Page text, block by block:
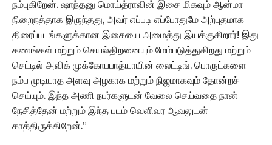
நம்புகிறேன். ஷாந்தனு மொய்த்ராவின் இசை மிகவும் ஆன்மா
நிறைநத்தாக இருந்தது, அவர் எப்படி எப்போதுமே அற்புதமாக
திரைப்படங்களுக்கான இசையை அமைத்து இயக்குகிறார்! இது
கணங்கள் மற்றும் செயல்திறனையும் மேம்படுத்துகிறது மற்றும்
செட்டில் அவிக் முக்கோபபாத்யாயின் லைட்டிங், பொருட்களை
நம்ப முடியாத அளவு அழகாக மற்றும் நிஜமாகவும் தோன்றச்
செய்யும். இந்த அணி நபர்களுடன் வேலை செய்வதை நான்
நேசித்தேன் மற்றும் இந்த படம் வெளிவர ஆவலுடன்
காத்திருக்கிறேன்.”